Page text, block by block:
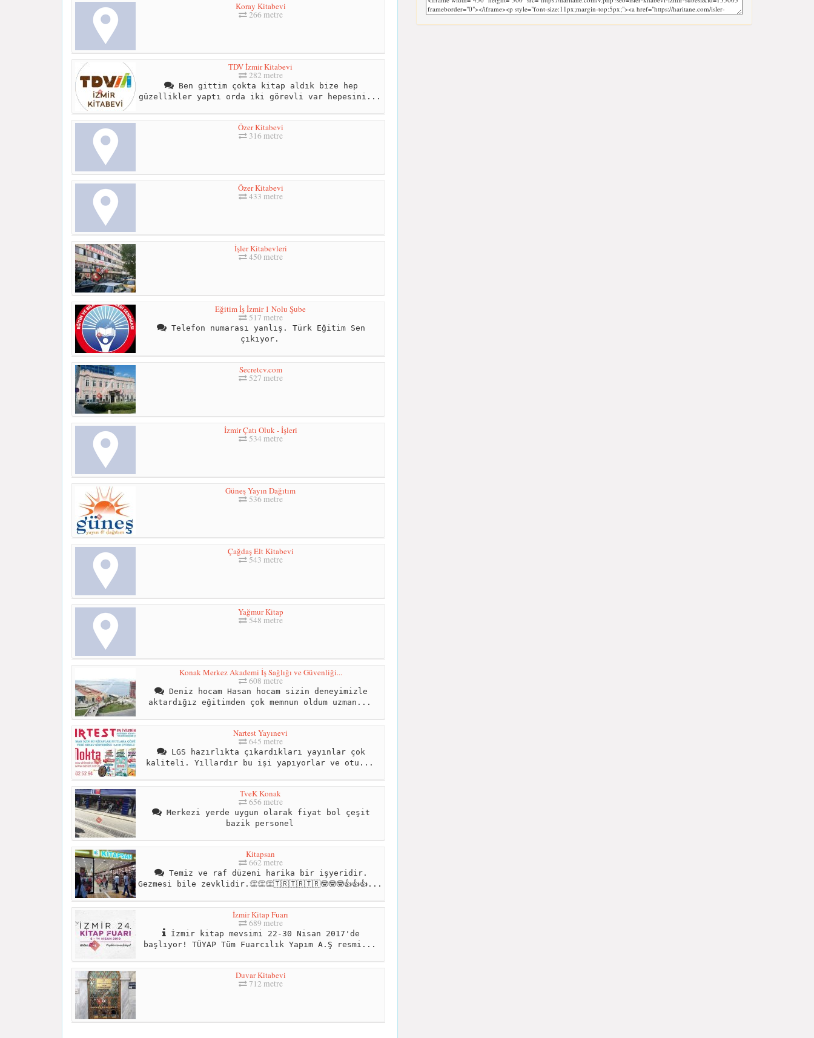
Koray Kitabevi
266 metre
TDV İzmir Kitabevi
282 metre
Ben gittim çokta kitap aldık bize hep
güzellikler yaptı orda iki görevli var hepesini...
Özer Kitabevi
316 metre
Özer Kitabevi
433 metre
İşler Kitabevleri
450 metre
Eğitim İş İzmir 1 Nolu Şube
517 metre
Telefon numarası yanlış. Türk Eğitim Sen
çıkıyor.
Secretcv.com
527 metre
İzmir Çatı Oluk - İşleri
534 metre
Güneş Yayın Dağıtım
536 metre
Çağdaş Elt Kitabevi
543 metre
Yağmur Kitap
548 metre
Konak Merkez Akademi İş Sağlığı ve Güvenliği...
608 metre
Deniz hocam Hasan hocam sizin deneyimizle
aktardığız eğitimden çok memnun oldum uzman...
Nartest Yayınevi
645 metre
LGS hazırlıkta çıkardıkları yayınlar çok
kaliteli. Yıllardır bu işi yapıyorlar ve otu...
TveK Konak
656 metre
Merkezi yerde uygun olarak fiyat bol çeşit
bazik personel
Kitapsan
662 metre
Temiz ve raf düzeni harika bir işyeridir.
Gezmesi bile zevklidir.👏👏👏🇹🇷🇹🇷🇹🇷🤓🤓🤓👍👍👍...
İzmir Kitap Fuarı
689 metre
İzmir kitap mevsimi 22-30 Nisan 2017'de
başlıyor! TÜYAP Tüm Fuarcılık Yapım A.Ş resmi...
Duvar Kitabevi
712 metre